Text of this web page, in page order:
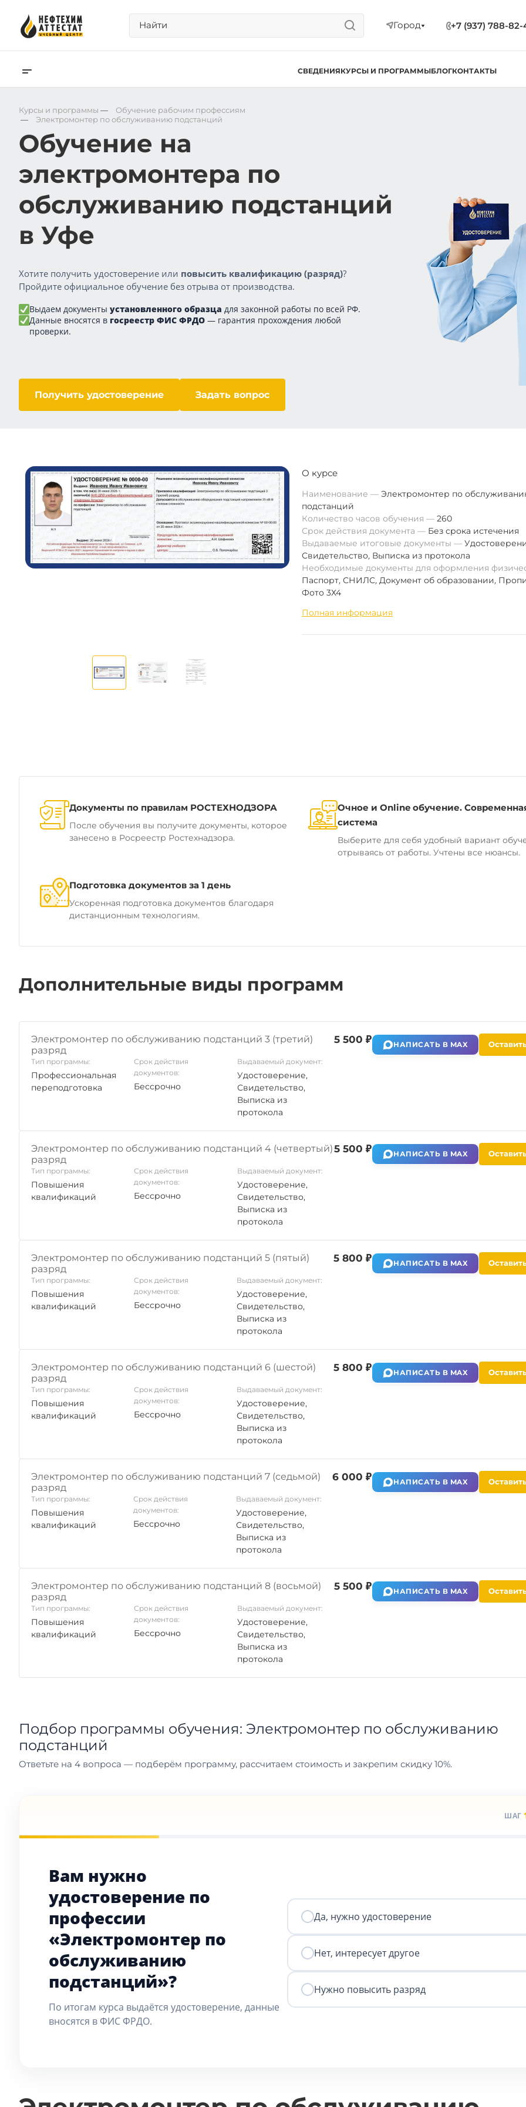
Город +7 (937) 788-82-
СВЕДЕНИЯКУРСЫ И ПРОГРАММЫБЛОГКОНТАКТЫ
Курсы и программы —
Обучение рабочим профессиям
—
Электромонтер по обслуживанию подстанций
Обучение на
электромонтера по
обслуживанию подстанций
в Уфе
Хотите получить удостоверение или повысить квалификацию (разряд)?
Пройдите официальное обучение без отрыва от производства.
Выдаем документы установленного образца для законной работы по всей РФ.
Данные вносятся в госреестр ФИС ФРДО — гарантия прохождения любой
проверки.
Получить удостоверение Задать вопрос
О курсе
Наименование
Электромонтер по
подстанций
Количество часов обучения
260
Срок действия документа
Без срока истечения
Выдаваемые итоговые документы
Свидетельство, Выписка из протокола
Необходимые документы для оформления
Паспорт, СНИЛС, Документ об образовании,
Фото 3Х4
Полная информация
Документы по правилам РОСТЕХНОДЗОРА
После обучения вы получите документы, которое
занесено в Росреестр Ростехнадзора.
Очное и Online обучение.
система
Выберите для себя удобный вариант
отрываясь от работы. Учтены все нюансы.
Подготовка документов за 1 день
Ускоренная подготовка документов благодаря
дистанционным технологиям.
Дополнительные виды программ
Электромонтер по обслуживанию подстанций 3 (третий)
разряд
Тип программы:
Профессиональная
переподготовка
Срок действия
документов:
Бессрочно
Выдаваемый документ:
Удостоверение,
Свидетельство,
Выписка из
протокола
5 500 ₽ НАПИСАТЬ В MAX
Электромонтер по обслуживанию подстанций 4 (четвертый)
разряд
Тип программы:
Повышения
квалификаций
Срок действия
документов:
Бессрочно
Выдаваемый документ:
Удостоверение,
Свидетельство,
Выписка из
протокола
5 500 ₽ НАПИСАТЬ В MAX
Электромонтер по обслуживанию подстанций 5 (пятый)
разряд
Тип программы:
Повышения
квалификаций
Срок действия
документов:
Бессрочно
Выдаваемый документ:
Удостоверение,
Свидетельство,
Выписка из
протокола
5 800 ₽ НАПИСАТЬ В MAX
Электромонтер по обслуживанию подстанций 6 (шестой)
разряд
Тип программы:
Повышения
квалификаций
Срок действия
документов:
Бессрочно
Выдаваемый документ:
Удостоверение,
Свидетельство,
Выписка из
протокола
5 800 ₽ НАПИСАТЬ В MAX
Электромонтер по обслуживанию подстанций 7 (седьмой)
разряд
Тип программы:
Повышения
квалификаций
Срок действия
документов:
Бессрочно
Выдаваемый документ:
Удостоверение,
Свидетельство,
Выписка из
протокола
6 000 ₽ НАПИСАТЬ В MAX
Электромонтер по обслуживанию подстанций 8 (восьмой)
разряд
Тип программы:
Повышения
квалификаций
Срок действия
документов:
Бессрочно
Выдаваемый документ:
Удостоверение,
Свидетельство,
Выписка из
протокола
5 500 ₽ НАПИСАТЬ В MAX
Подбор программы обучения: Электромонтер по обслуживанию
подстанций
Ответьте на 4 вопроса — подберём программу, рассчитаем стоимость и закрепим скидку 10%.
ШАГ
Вам нужно
удостоверение по
профессии
«Электромонтер по
обслуживанию
подстанций»?
По итогам курса выдаётся удостоверение, данные
вносятся в ФИС ФРДО.
Да, нужно удостоверение
Нет, интересует другое
Нужно повысить разряд